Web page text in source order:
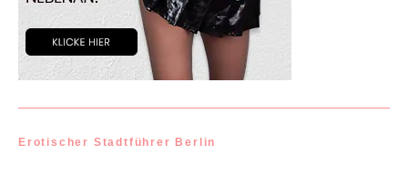
Erotischer Stadtführer Berlin